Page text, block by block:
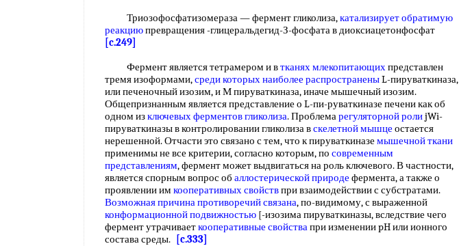
Триозофосфатизомераза — фермент гликолиза,катализирует обратимую
реакциюпревращения -глицеральдегид-З-фосфата в диоксиацетонфосфат
[c.249]
Фермент является тетрамером и втканях млекопитающихпредставлен
тремя изоформами,среди которыхнаиболее распространеныL-пируваткиназа,
или печеночный изозим, и М пируваткиназа, иначе мышечный изозим.
Общепризнанным является представление о L-пи-руваткиназе печени как об
одном изключевых ферментов гликолиза. Проблемарегуляторной ролиjWi-
пируваткиназы в контролировании гликолиза вскелетной мышце остается
нерешенной. Отчасти это связано с тем, что к пируваткиназе мышечной ткани
применимы не все критерии, согласно которым, по современным
представлениям, фермент может выдвигаться на роль ключевого. В частности,
является спорным вопрос об аллостерической природе фермента, а также о
проявлении им кооперативных свойствпри взаимодействии с субстратами.
Возможная причинапротиворечий связана, по-видимому, с выраженной
конформационной подвижностью [-изозима пируваткиназы, вследствие чего
фермент утрачиваеткооперативные свойствапри изменении pH или ионного
состава среды.
[c.333]